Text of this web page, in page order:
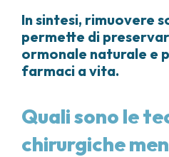
In sintesi, rimuovere
permette di
ormonale naturale e
farmaci a vita.
Quali sono le
chirurgiche